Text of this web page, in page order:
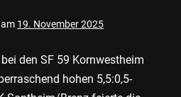
19. November 2025
den SF 59 Kornwestheim
hohen 5,5:0,5-